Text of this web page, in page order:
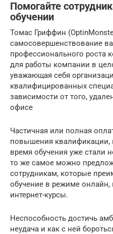
Помогайте
обучении
Томас Гриффин
самосовершенствование
профессионального роста
для работы компании в
уважающая себя
квалифицированных
зависимости от того,
офисе
Частичная или полная
повышения квалификации,
время обучения уже стали
то же самое можно
сотрудникам, которые
обучение в режиме
интернет-курсы.
Неспособность достичь
неудача и как с ней